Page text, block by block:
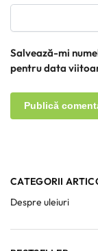
Salvează-mi
pentru data
CATEGORII
Despre uleiuri